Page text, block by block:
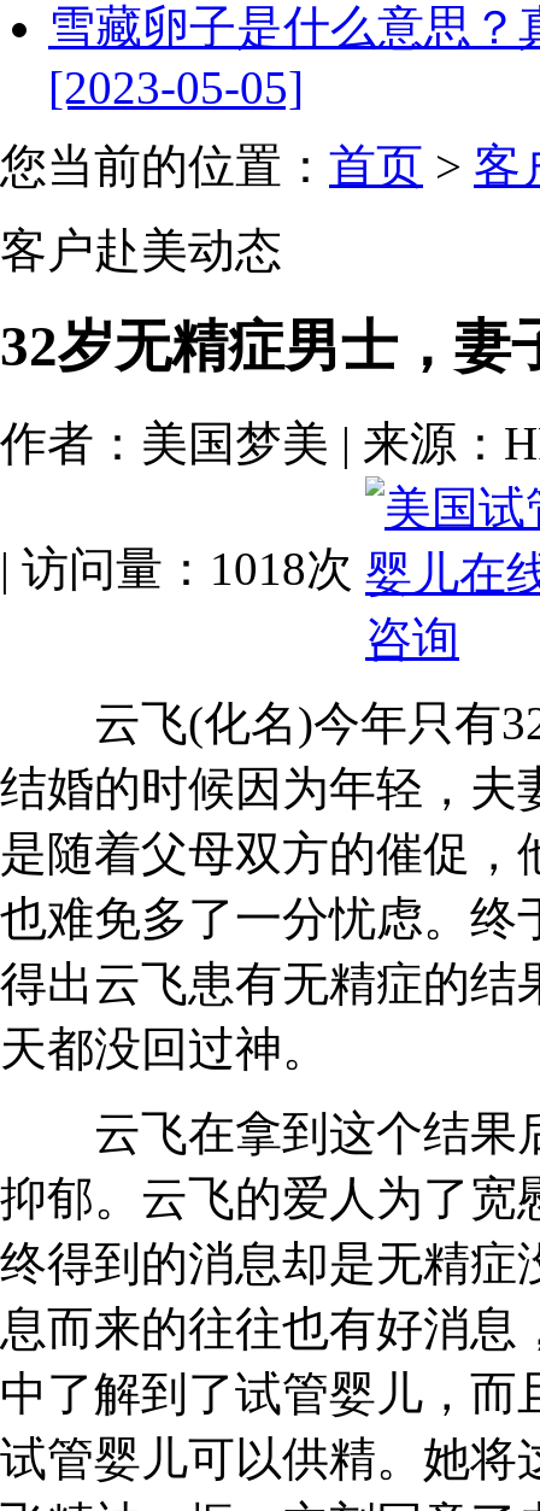
雪藏卵子是什么意思
[2023-05-05]
您当前的位置： 首页 > 客
客户赴美动态
32岁无精症男士，妻
作者：美国梦美 | 来源：
| 访问量：1018次
云飞(化名)今年只有32
结婚的时候因为年轻，夫
是随着父母双方的催促
也难免多了一分忧虑。终
得出云飞患有无精症的结
天都没回过神。
云飞在拿到这个结果
抑郁。云飞的爱人为了宽
终得到的消息却是无精症
息而来的往往也有好消
中了解到了试管婴儿，
试管婴儿可以供精。她将